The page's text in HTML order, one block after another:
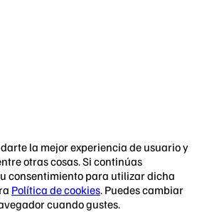
la mejor experiencia de usuario y
otras cosas. Si continúas
consentimiento para utilizar dicha
Política de cookies. Puedes cambiar
cuando gustes.